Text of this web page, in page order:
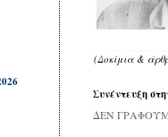
(Δοκίμια &
Συνέντευξη
ΔΕΝ